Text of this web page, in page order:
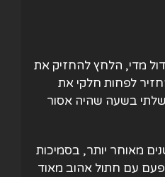
מדי, הלחץ להחזיק את
לפחות חלקי את
בשעה שהיה אסור
אותו הדבר קרה 4 שנים מאוחר יותר, בסמיכות
עם חתול אהוב מאוד